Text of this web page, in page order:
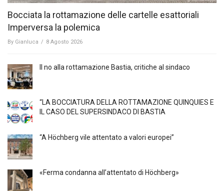
Bocciata la rottamazione delle cartelle esattoriali
Imperversa la polemica
By Gianluca / 8 Agosto 2026
Il no alla rottamazione Bastia, critiche al sindaco
“LA BOCCIATURA DELLA ROTTAMAZIONE QUINQUIES E
IL CASO DEL SUPERSINDACO DI BASTIA
“A Höchberg vile attentato a valori europei”
«Ferma condanna all’attentato di Höchberg»